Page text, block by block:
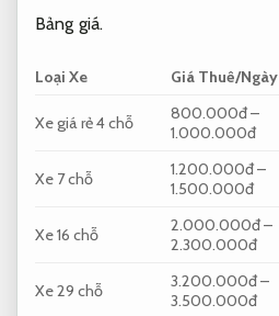
Bảng giá.
Loại Xe Giá Thuê/Ngày
Xe giá rẻ 4 chỗ
800.000đ –
1.000.000đ
Xe 7 chỗ
1.200.000đ –
1.500.000đ
Xe 16 chỗ
2.000.000đ –
2.300.000đ
Xe 29 chỗ
3.200.000đ –
3.500.000đ